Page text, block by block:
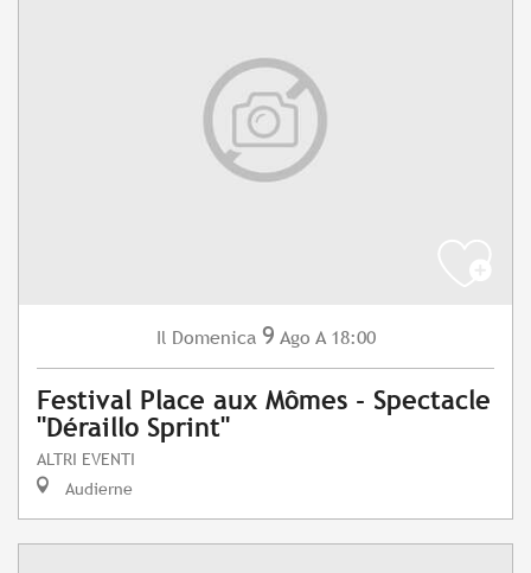
Il Domenica 9 Ago A 18:00
Festival Place aux Mômes - Spectacle
"Déraillo Sprint"
ALTRI EVENTI
Audierne